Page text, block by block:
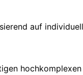
auf